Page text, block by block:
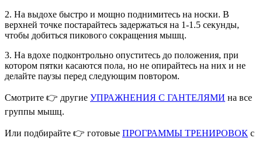
2. На выдохе быстро и мощно поднимитесь на носки. В
верхней точке постарайтесь задержаться на 1-1.5 секунды,
чтобы добиться пикового сокращения мышц.
3. На вдохе подконтрольно опуститесь до положения, при
котором пятки касаются пола, но не опирайтесь на них и не
делайте паузы перед следующим повтором.
Смотрите 👉 другие УПРАЖНЕНИЯ С ГАНТЕЛЯМИ на все
группы мышц.
Или подбирайте 👉 готовые ПРОГРАММЫ ТРЕНИРОВОК с